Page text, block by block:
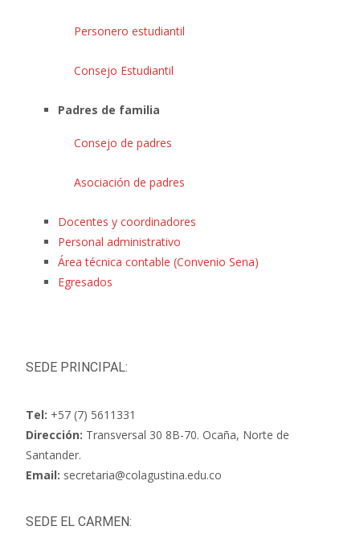
Personero estudiantil
Consejo Estudiantil
Padres de familia
Consejo de padres
Asociación de padres
Docentes y coordinadores
Personal administrativo
Área técnica contable (Convenio Sena)
Egresados
SEDE PRINCIPAL:
Tel: +57 (7) 5611331
Dirección: Transversal 30 8B-70. Ocaña, Norte de
Santander.
Email: secretaria@colagustina.edu.co
SEDE EL CARMEN: